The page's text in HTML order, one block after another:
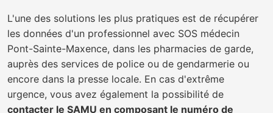
L'une des solutions les plus pratiques est de récupérer
les données d'un professionnel avec SOS médecin
Pont-Sainte-Maxence, dans les pharmacies de garde,
auprès des services de police ou de gendarmerie ou
encore dans la presse locale. En cas d'extrême
urgence, vous avez également la possibilité de
contacter le SAMU en composant le numéro de